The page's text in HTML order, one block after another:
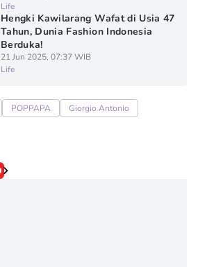
Life
Hengki Kawilarang Wafat di Usia 47
Tahun, Dunia Fashion Indonesia
Berduka!
21 Jun 2025, 07:37 WIB
Life
POPPAPA Giorgio Antonio